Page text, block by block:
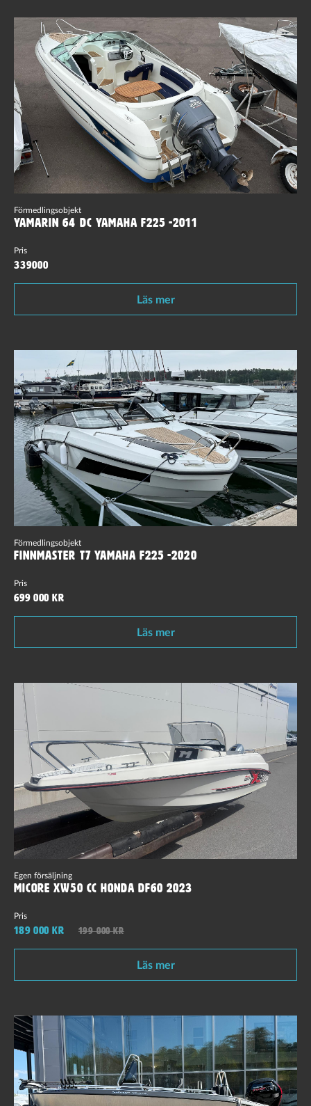
Förmedlingsobjekt
Yamarin 64 DC Yamaha F225 -2011
Pris
339000
Läs mer
Förmedlingsobjekt
Finnmaster T7 Yamaha F225 -2020
Pris
699 000 kr
Läs mer
Egen försäljning
Micore Xw50 cc Honda DF60 2023
Pris
189 000 kr 199 000 kr
Läs mer